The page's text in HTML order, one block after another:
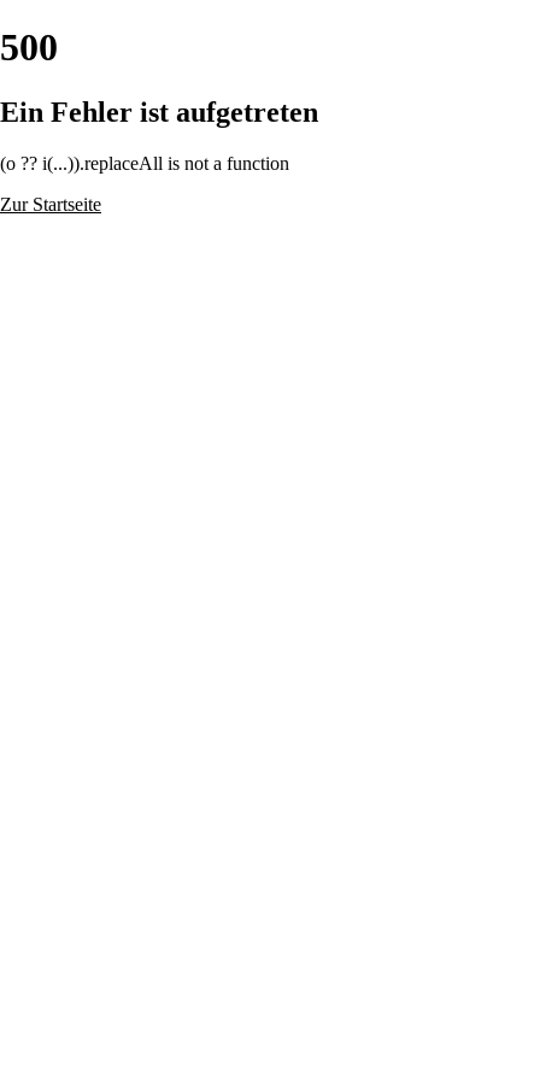
500
Ein Fehler ist aufgetreten
(o ?? i(...)).replaceAll is not a function
Zur Startseite